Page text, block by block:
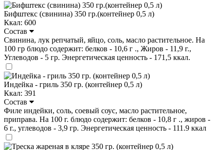
Бифштекс (свинина) 350 гр.(контейнер 0,5 л)
Ккал: 600
Состав
Свинина, лук репчатый, яйцо, соль, масло растительное. На
100 гр блюдо содержит: белков - 10,6 г ., Жиров - 11,9 г.,
Углеводов - 5 гр. Энергетическая ценность - 171,5 ккал.
Индейка - гриль 350 гр. (контейнер 0,5 л)
Ккал: 391
Состав
Филе индейки, соль, соевый соус, масло растительное,
приправа. На 100 г. блюдо содержит: белков - 10,8 г ., жиров -
6 г., углеводов - 3,9 гр. Энергетическая ценность - 111.9 ккал